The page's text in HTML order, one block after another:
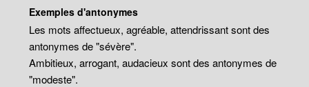
Exemples d'antonymes
Les mots affectueux, agréable, attendrissant sont des
antonymes de "sévère".
Ambitieux, arrogant, audacieux sont des antonymes de
"modeste".